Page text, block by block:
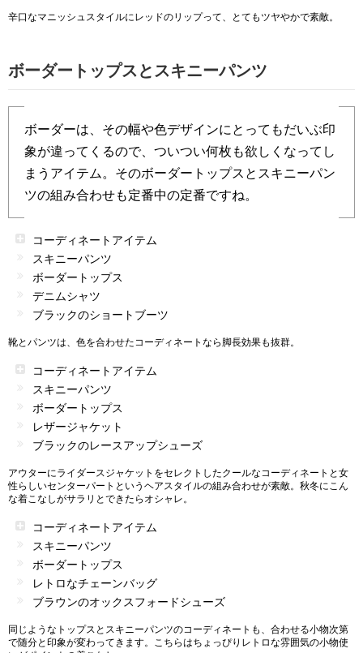
辛口なマニッシュスタイルにレッドのリップって、とてもツヤやかで素敵。
ボーダートップスとスキニーパンツ
ボーダーは、その幅や色デザインにとってもだいぶ印
象が違ってくるので、ついつい何枚も欲しくなってし
まうアイテム。そのボーダートップスとスキニーパン
ツの組み合わせも定番中の定番ですね。
コーディネートアイテム
スキニーパンツ
ボーダートップス
デニムシャツ
ブラックのショートブーツ
靴とパンツは、色を合わせたコーディネートなら脚長効果も抜群。
コーディネートアイテム
スキニーパンツ
ボーダートップス
レザージャケット
ブラックのレースアップシューズ
アウターにライダースジャケットをセレクトしたクールなコーディネートと女
性らしいセンターパートというヘアスタイルの組み合わせが素敵。秋冬にこん
な着こなしがサラリとできたらオシャレ。
コーディネートアイテム
スキニーパンツ
ボーダートップス
レトロなチェーンバッグ
ブラウンのオックスフォードシューズ
同じようなトップスとスキニーパンツのコーディネートも、合わせる小物次第
で随分と印象が変わってきます。こちらはちょっぴりレトロな雰囲気の小物使